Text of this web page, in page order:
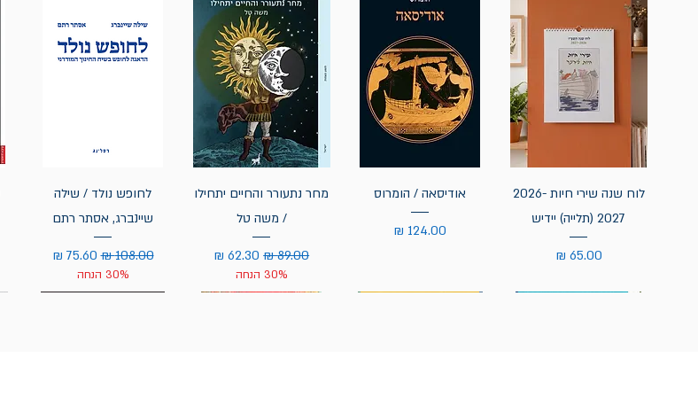
לוח שנה שירי חיות 2026-
2027 (תלייה) יידיש
מחיר
אודיסאה / הומרוס
מחיר
מחר נתעורר והחיים יתחילו
/ משה טל
מחיר רגיל‏89.00 ‏₪ מחיר מבצע
30% הנחה
לחופש נולד / שילה
שיינברג, אסתר רתם
מחיר רגיל‏108.00 ‏₪ מחיר מבצע
30% הנחה